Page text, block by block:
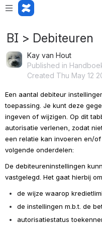
BI > Debiteuren
Kay van Hout
Published in
Created Thu May 12
Een aantal debiteur
toepassing. Je kunt deze
ingeven of wijzigen. Op dit
autorisatie verlenen, zodat
een relatie kan invoeren en/
volgende onderdelen:
De debiteureninstellingen
vastgelegd. Het gaat hierbij
de wijze waarop
de instellingen m.b.t. de
autorisatiestatus